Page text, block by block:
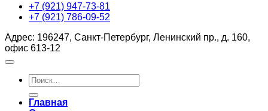
+7 (921) 947-73-81
+7 (921) 786-09-52
Адрес: 196247, Санкт-Петербург, Ленинский пр., д. 160,
офис 613-12
Искать:
Главная